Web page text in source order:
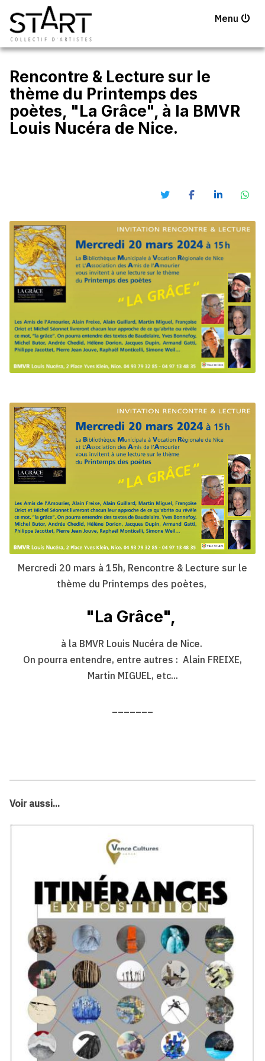
Menu
Rencontre & Lecture sur le
thème du Printemps des
poètes, "La Grâce", à la BMVR
Louis Nucéra de Nice.
Mercredi 20 mars à 15h, Rencontre & Lecture sur le
thème du Printemps des poètes,
"La Grâce",
à la BMVR Louis Nucéra de Nice.
On pourra entendre, entre autres : Alain FREIXE,
Martin MIGUEL, etc...
Voir aussi...